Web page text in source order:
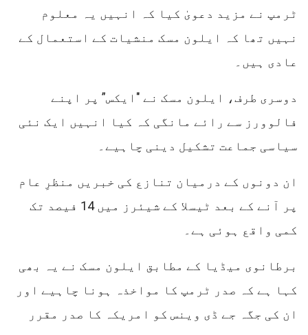
ٹرمپ نے مزید دعویٰ کیا کہ انہیں یہ معلوم
نہیں تھا کہ ایلون مسک منشیات کے استعمال کے
عادی ہیں۔
دوسری طرف، ایلون مسک نے "ایکس” پر اپنے
فالوورز سے رائے مانگی کہ کیا انہیں ایک نئی
سیاسی جماعت تشکیل دینی چاہیے۔
ان دونوں کے درمیان تنازع کی خبریں منظرِ عام
پر آنے کے بعد ٹیسلا کے شیئرز میں 14 فیصد تک
کمی واقع ہوئی ہے۔
برطانوی میڈیا کے مطابق ایلون مسک نے یہ بھی
کہا ہے کہ صدر ٹرمپ کا مواخذہ ہونا چاہیے اور
ان کی جگہ جے ڈی وینس کو امریکہ کا صدر مقرر